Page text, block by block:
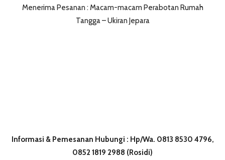
Menerima Pesanan : Macam-macam Perabotan Rumah
Tangga – Ukiran Jepara
Informasi & Pemesanan Hubungi : Hp/Wa. 0813 8530 4796,
0852 1819 2988 (Rosidi)